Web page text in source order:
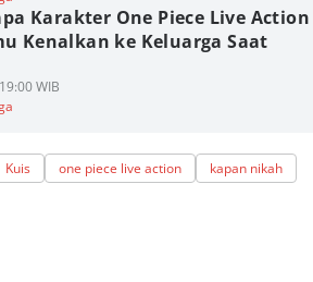
Karakter One Piece Live Action
Kenalkan ke Keluarga Saat
WIB
Kuis one piece live action
kapan nikah